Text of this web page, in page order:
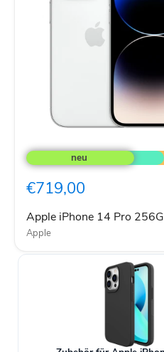
iPhone
14
256GB
€719,00
Apple iPhone 14 Pro
Apple